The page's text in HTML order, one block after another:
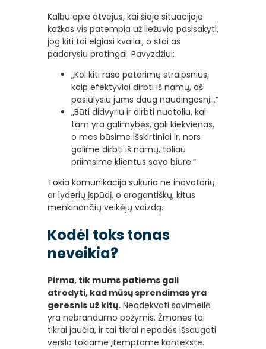
Kalbu apie atvejus, kai šioje situacijoje
kažkas vis patempia už liežuvio pasisakyti,
jog kiti tai elgiasi kvailai, o štai aš
padarysiu protingai. Pavyzdžiui:
„Kol kiti rašo patarimų straipsnius,
kaip efektyviai dirbti iš namų, aš
pasiūlysiu jums daug naudingesnį…“
„Būti didvyriu ir dirbti nuotoliu, kai
tam yra galimybės, gali kiekvienas,
o mes būsime išskirtiniai ir, nors
galime dirbti iš namų, toliau
priimsime klientus savo biure.“
Tokia komunikacija sukuria ne inovatorių
ar lyderių įspūdį, o arogantiškų, kitus
menkinančių veikėjų vaizdą.
Kodėl toks tonas
neveikia?
Pirma, tik mums patiems gali
atrodyti, kad mūsų sprendimas yra
geresnis už kitų. Neadekvati savimeilė
yra nebrandumo požymis. Žmonės tai
tikrai jaučia, ir tai tikrai nepadės išsaugoti
verslo tokiame įtemptame kontekste.